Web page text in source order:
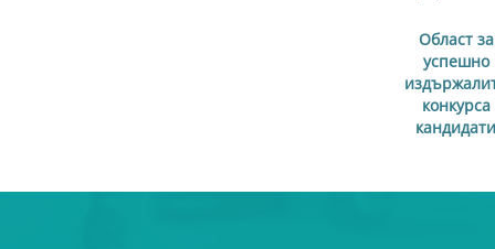
Област за
успешно
конкурса
кандидати